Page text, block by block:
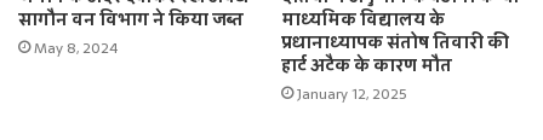
सागौन वन विभाग ने किया जब्त
May 8, 2024
माध्यमिक विद्यालय के
प्रधानाध्यापक संतोष तिवारी की
हार्ट अटैक के कारण मौत
January 12, 2025